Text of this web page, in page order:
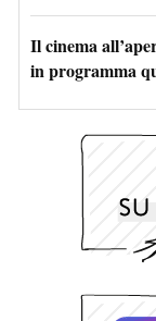
Il cinema
in programma